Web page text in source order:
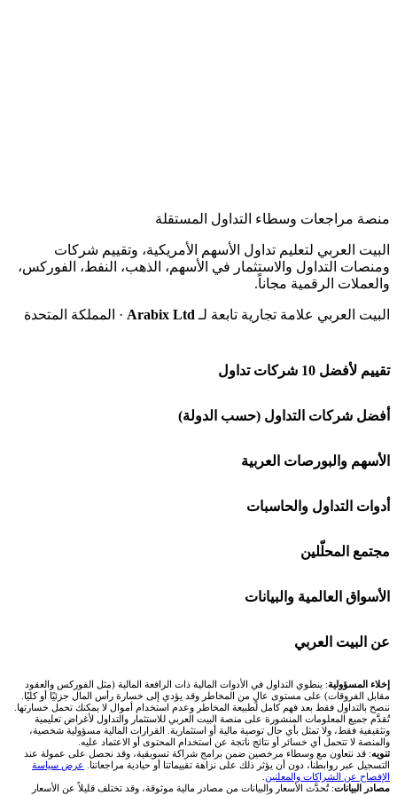
مراجعات وسطاء التداول المستقلة
العربي لتعليم تداول الأسهم الأمريكية، وتقييم شركات
التداول والاستثمار في الأسهم، الذهب، النفط، الفوركس،
الرقمية مجاناً.
العربي علامة تجارية تابعة لـArabix Ltd· المملكة المتحدة
10 شركات تداول
شركة Capital.com
افاتريد AvaTrade
اكسنس Exness
منصة بينانس
Bybit باي بت
اكس تي بي XTB
انتراكتيف بروكرز IBKR
شركات التداول (حسب الدولة)
شركات تداول في السعودية
شركات تداول في الإمارات
شركات تداول في الكويت
شركات تداول في قطر
شركات تداول في الأردن
شركات تداول في العراق
والبورصات العربية
🌍 كل البورصات العربية
🇸🇦 السوق السعودية
🇦🇪 أسواق الإمارات
🇪🇬 البورصة المصرية
🇶🇦 بورصة قطر
🇯🇴 بورصة عمّان
التداول والحاسبات
🕌 حاسبة الزكاة
💱 محول العملات
🧮 حاسبة حجم اللوت
📊 حاسبة قيمة النقطة
💰 حاسبة ربح الفوركس
📌 حاسبة النقاط المحورية
المحلّلين
🧱 حائط المجتمع
🏆 لوحة المحلّلين
✍️ اكتب تحليلك
العالمية والبيانات
🌐 المؤشرات العالمية
🥇 سعر الذهب اليوم
🥇 أسعار الذهب والمعادن
💱 أسعار العملات والفوركس
العربي
من نحن
تواصل معنا
فريق المؤلفين
: ينطوي التداول في الأدوات المالية ذات الرافعة المالية (مثل الفوركس والعقود
الفروقات) على مستوى عالٍ من المخاطر وقد يؤدي إلى خسارة رأس المال جزئيًا أو كليًا.
فقط بعد فهم كامل لطبيعة المخاطر وعدم استخدام أموال لا يمكنك تحمل خسارتها.
المعلومات المنشورة على منصة البيت العربي للاستثمار والتداول لأغراض تعليمية
فقط، ولا تمثل بأي حال توصية مالية أو استثمارية. القرارات المالية مسؤولية شخصية،
لا تتحمل أي خسائر أو نتائج ناتجة عن استخدام المحتوى أو الاعتماد عليه.
نتعاون مع وسطاء مرخصين ضمن برامج شراكة تسويقية، وقد نحصل على عمولة عند
عبر روابطنا، دون أن يؤثر ذلك على نزاهة تقييماتنا أو حيادية مراجعاتنا. عرض سياسة
عن الشراكات والمعلنين.
: تُحدَّث الأسعار والبيانات من مصادر مالية موثوقة، وقد تختلف قليلاً عن الأسعار